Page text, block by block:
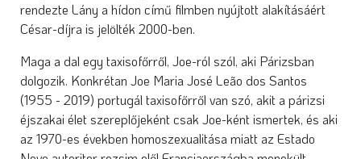
rendezte Lány a hídon című filmben nyújtott alakításáért
César-díjra is jelölték 2000-ben.
Maga a dal egy taxisofőrről, Joe-ról szól, aki Párizsban
dolgozik. Konkrétan Joe Maria José Leão dos Santos
(1955 - 2019) portugál taxisofőrről van szó, akit a párizsi
éjszakai élet szereplőjeként csak Joe-ként ismertek, és aki
az 1970-es években homoszexualitása miatt az Estado